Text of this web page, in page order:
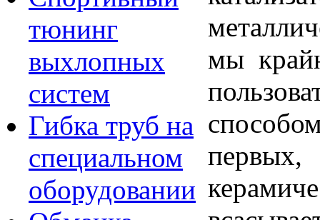
тюнинг
выхлопных
систем
Гибка труб на
специальном
оборудовании
мы